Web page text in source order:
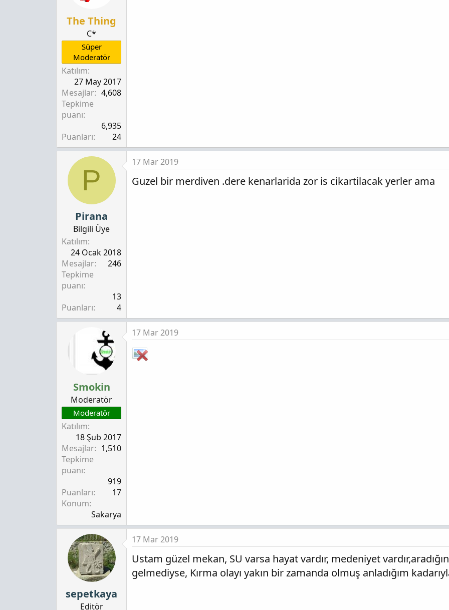
The Thing
C*
Süper
Moderatör
Katılım
27 May 2017
Mesajlar
4,608
Tepkime
puanı
6,935
Puanları
24
P
Pirana
Bilgili Üye
Katılım
24 Ocak 2018
Mesajlar
246
Tepkime
puanı
13
Puanları
4
17 Mar 2019
Guzel bir merdiven .dere kenarlarida zor is cikartilacak yerler ama
Smokin
Moderatör
Moderatör
Katılım
18 Şub 2017
Mesajlar
1,510
Tepkime
puanı
919
Puanları
17
Konum
Sakarya
17 Mar 2019
sepetkaya
Editör
17 Mar 2019
Ustam güzel mekan, SU varsa hayat vardır, medeniyet
gelmediyse, Kırma olayı yakın bir zamanda olmuş anladığım